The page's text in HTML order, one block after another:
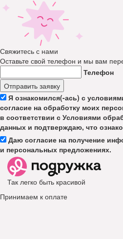
Свяжитесь с нами
Оставьте свой телефон и мы вам
Телефон
Отправить заявку
Я ознакомился(-ась) с
согласие на обработку моих
в соответствии с Условиями
данных и подтверждаю, что
Даю согласие на получение
и персональных предложениях.
Так легко быть красивой
Принимаем к оплате